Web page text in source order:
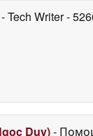
- Tech Writer-
Duy)-